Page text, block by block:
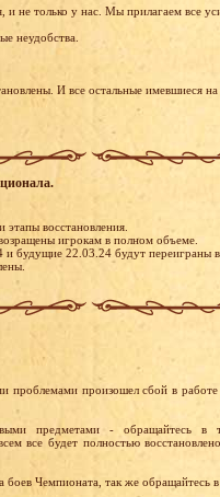
не только у нас. Мы прилагаем все
неудобства.
И все остальные имевшиеся
восстановления.
игрокам в полном объеме.
будущие 22.03.24 будут переиграны в
проблемами произошел сбой в
предметами - обращайтесь в
все будет полностью
боев Чемпионата, так же обращайтесь